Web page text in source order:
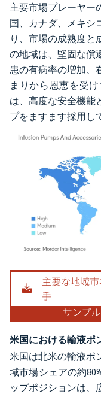
主要市場プレーヤー
国、カナダ、メキシ
り、市場の成熟度と
の地域は、堅固な償
患の有病率の増加、
まりから恩恵を受
は、高度な安全機能
プをますます採用し
画像 © Mordor Intelligence
米国における輸液ポ
米国は北米の輸液ポ
域市場シェアの約
ップポジションは、